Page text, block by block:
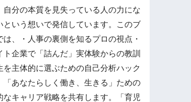
自分の本質を見失っている人の力にな
という想いで発信しています。 ​このブ
は、 ​・人事の裏側を知るプロの視点 ​・
ト企業で「詰んだ」実体験からの教訓
を主体的に選ぶための自己分析ハック
「あなたらしく働き、生きる」ための
なキャリア戦略を共有します。 ​「育児